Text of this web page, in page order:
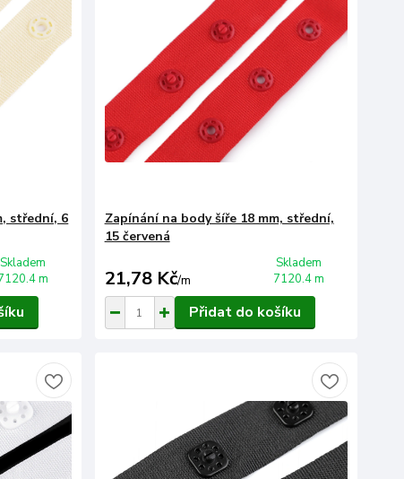
střední, 6
Skladem
m
Zapínání na body šíře 18 mm, střední,
15 červená
21,78 Kč/m
Skladem
7120.4 m
Přidat do košíku